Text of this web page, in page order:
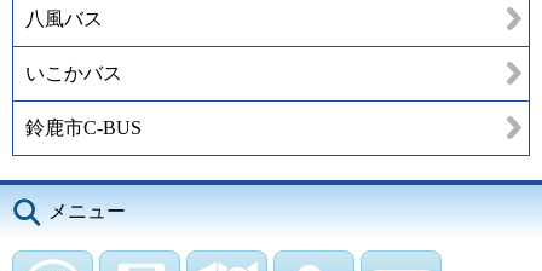
八風バス
いこかバス
鈴鹿市C-BUS
メニュー